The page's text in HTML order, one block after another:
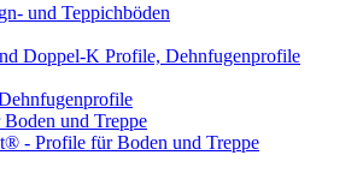
und Teppichböden
Doppel-K Profile, Dehnfugenprofile
und Treppe
- Profile für Boden und Treppe